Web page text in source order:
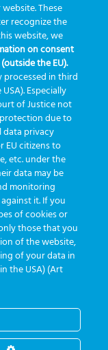
clínica
informação
PALC
produtividade
de decisão
usabilidade
Tech
These
recognize the
website, we
on consent
the EU).
processed in third
Especially
of Justice not
due to
data privacy
EU citizens to
etc. under the
data may be
monitoring
it. If you
of cookies or
those that you
of the website,
of your data in
the USA) (Art